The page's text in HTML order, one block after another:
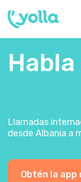
Habla
Llamadas
desde Albania a
Obtén la app